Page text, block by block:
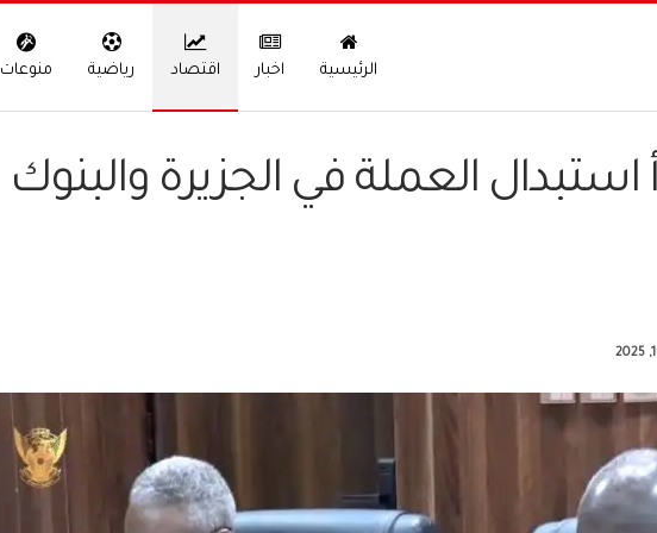
الرئيسية اخبار اقتصاد رياضية منوعات
استبدال العملة في الجزيرة والبنوك